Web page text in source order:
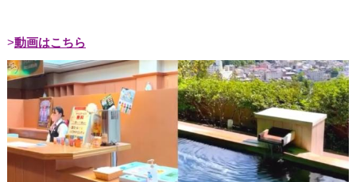
動画はこちら